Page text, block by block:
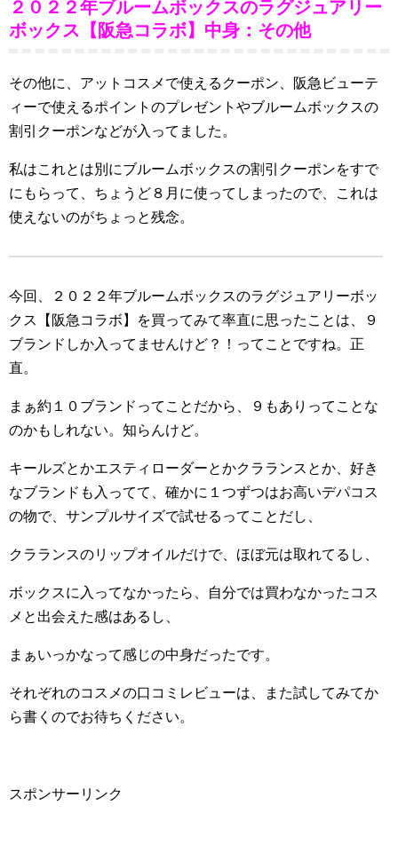
２０２２年ブルームボックスのラグジュアリー
ボックス【阪急コラボ】中身：その他
その他に、アットコスメで使えるクーポン、阪急ビューテ
ィーで使えるポイントのプレゼントやブルームボックスの
割引クーポンなどが入ってました。
私はこれとは別にブルームボックスの割引クーポンをすで
にもらって、ちょうど８月に使ってしまったので、これは
使えないのがちょっと残念。
今回、２０２２年ブルームボックスのラグジュアリーボッ
クス【阪急コラボ】を買ってみて率直に思ったことは、９
ブランドしか入ってませんけど？！ってことですね。正
直。
まぁ約１０ブランドってことだから、９もありってことな
のかもしれない。知らんけど。
キールズとかエスティローダーとかクラランスとか、好き
なブランドも入ってて、確かに１つずつはお高いデパコス
の物で、サンプルサイズで試せるってことだし、
クラランスのリップオイルだけで、ほぼ元は取れてるし、
ボックスに入ってなかったら、自分では買わなかったコス
メと出会えた感はあるし、
まぁいっかなって感じの中身だったです。
それぞれのコスメの口コミレビューは、また試してみてか
ら書くのでお待ちください。
スポンサーリンク